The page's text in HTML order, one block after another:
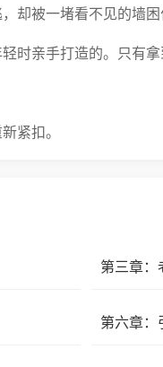
却被一堵看不见的墙困
时亲手打造的。只有
紧扣。
第三章：
第六章：